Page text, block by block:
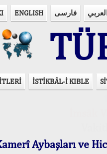
ENGLISH فارسی العربي
İSTİKBÂL-İ KIBLE
Aybaşları ve